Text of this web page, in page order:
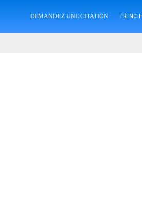
DEMANDEZ UNE CITATION FRENCH